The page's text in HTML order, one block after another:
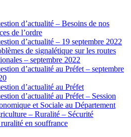
d’actualité – Besoins de nos
de l’ordre
d’actualité – 19 septembre 2022
de signalétique sur les routes
– septembre 2022
d’actualité au Préfet – septembre
d’actualité au Préfet
d’actualité au Préfet – Session
et Sociale au Département
– Ruralité – Sécurité
en souffrance